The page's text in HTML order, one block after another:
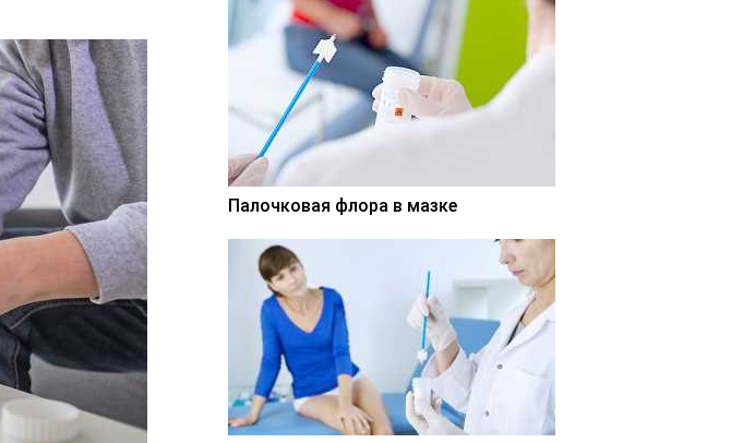
Палочковая флора в мазке